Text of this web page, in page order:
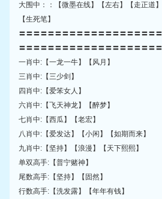
大围中：：【微墨在线】【左右】【走正道
【生死笔】
〓〓〓〓〓〓〓〓〓〓〓〓〓〓〓〓〓〓〓
〓〓〓〓〓〓〓〓〓〓〓〓〓〓〓〓〓〓〓
一肖中:【一龙一牛】【风月】
三肖中:【三少剑】
四肖中:【爱笨女人】
六肖中:【飞天神龙】【醉梦】
七肖中:【西瓜】【老宏】
八肖中:【爱发达】【小闲】【如期而来】
九肖中:【坚持】【浪漫】【天下熙熙】
单双高手:【普宁赌神】
尾数高手:【坚持】【固然】
行数高手:【洗发露】【年年有钱】